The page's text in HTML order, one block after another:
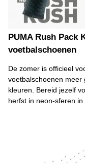
PUMA Rush Pack
voetbalschoenen
De zomer is officieel
voetbalschoenen meer
kleuren. Bereid jezelf
herfst in neon-sferen in